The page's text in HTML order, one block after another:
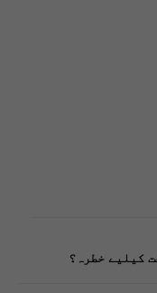
کیلیے خطرہ؟